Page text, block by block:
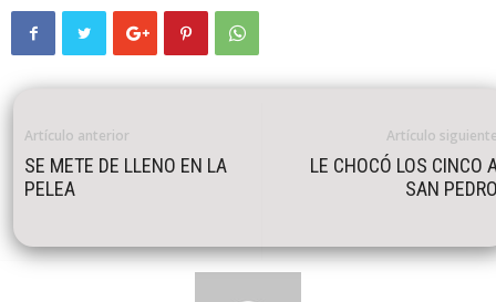
Artículo anterior
SE METE DE LLENO EN LA
PELEA
Artículo
LE CHOCÓ LOS CINCO
SAN